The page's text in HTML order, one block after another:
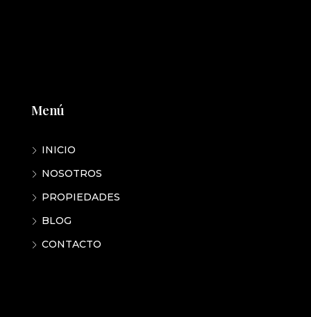
Menú
INICIO
NOSOTROS
PROPIEDADES
BLOG
CONTACTO